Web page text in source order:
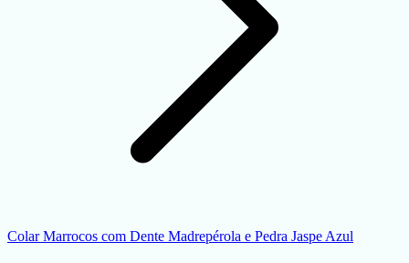
Colar Marrocos com Dente Madrepérola e Pedra Jaspe Azul